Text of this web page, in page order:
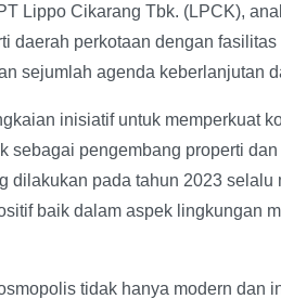
Lippo Cikarang Tbk. (LPCK),
daerah perkotaan dengan fasilitas
sejumlah agenda keberlanjutan
inisiatif untuk memperkuat
sebagai pengembang properti
dilakukan pada tahun 2023
baik dalam aspek lingkungan
tidak hanya modern dan